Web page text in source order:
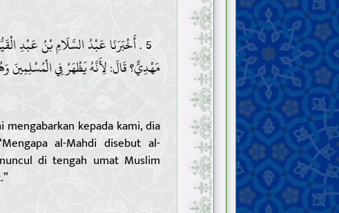
5 . أَخْبَرَنَا عَبْدُ السَّلَامِ بْنُ عَبْدِ
مَهْدِيٌّ؟ قَالَ: لِأَنَّهُ يَظْهَرُ فِي الْمُسْلِمِينَ
mengabarkan kepada kami, dia
al-Mahdi disebut al-
di tengah umat Muslim